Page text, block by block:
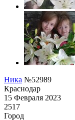
Ника №52989
Краснодар
15 Февраля 2023
2517
Город